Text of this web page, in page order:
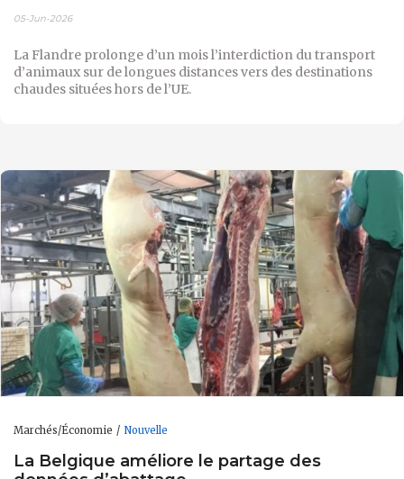
05-Jun-2026
La Flandre prolonge d’un mois l’interdiction du transport
d’animaux sur de longues distances vers des destinations
chaudes situées hors de l’UE.
Marchés/Économie Nouvelle
La Belgique améliore le partage des